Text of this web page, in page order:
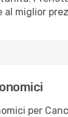
miglior
per